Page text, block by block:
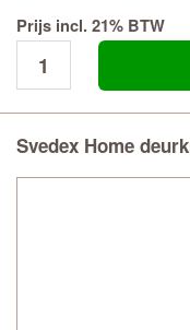
Prijs incl. 21% BTW
Svedex Home